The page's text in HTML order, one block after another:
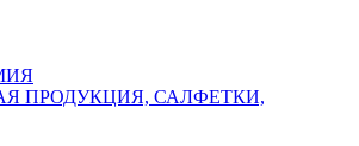
ПРОДУКЦИЯ, САЛФЕТКИ,